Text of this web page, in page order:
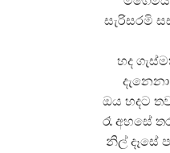
සැරිසරමි
හද
ඔය හදට
රෑ අහසේ
නිල් දෑසේ